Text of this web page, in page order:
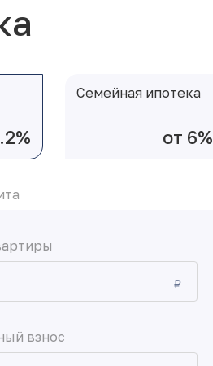
Семейная ипотека
от 6%
₽
взнос